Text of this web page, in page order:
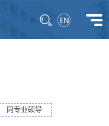
同专业硕导